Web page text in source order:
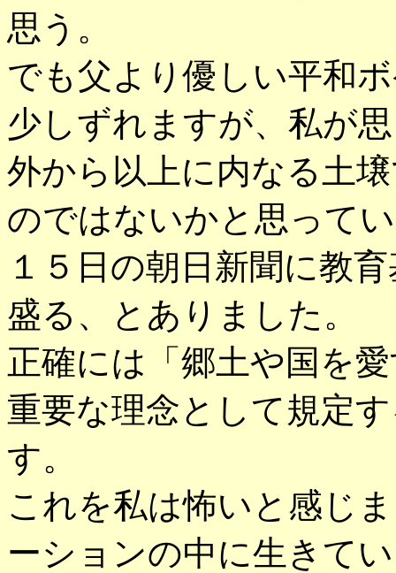
思う。
でも父より優しい平和
少しずれますが、私が
外から以上に内なる土
のではないかと思って
１５日の朝日新聞に教
盛る、とありました。
正確には「郷土や国を
重要な理念として規定
す。
これを私は怖いと感じ
ーションの中に生きて